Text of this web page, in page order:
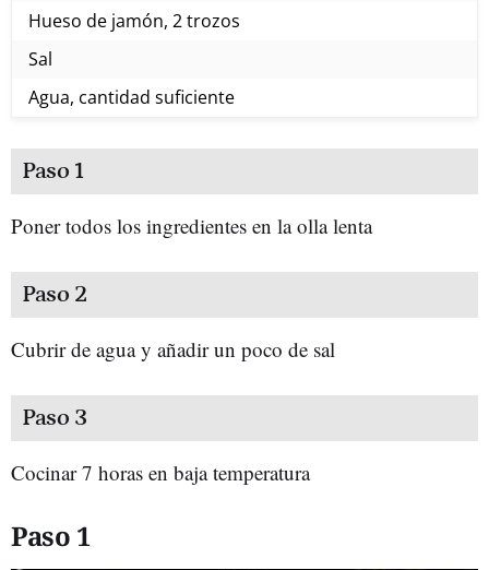
Hueso de jamón, 2 trozos
Sal
Agua, cantidad suficiente
Paso 1
Poner todos los ingredientes en la olla lenta
Paso 2
Cubrir de agua y añadir un poco de sal
Paso 3
Cocinar 7 horas en baja temperatura
Paso 1